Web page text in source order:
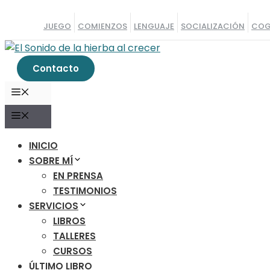
contenido
JUEGO COMIENZOS LENGUAJE SOCIALIZACIÓN
Contacto
INICIO
SOBRE MÍ
EN PRENSA
TESTIMONIOS
SERVICIOS
LIBROS
TALLERES
CURSOS
ÚLTIMO LIBRO